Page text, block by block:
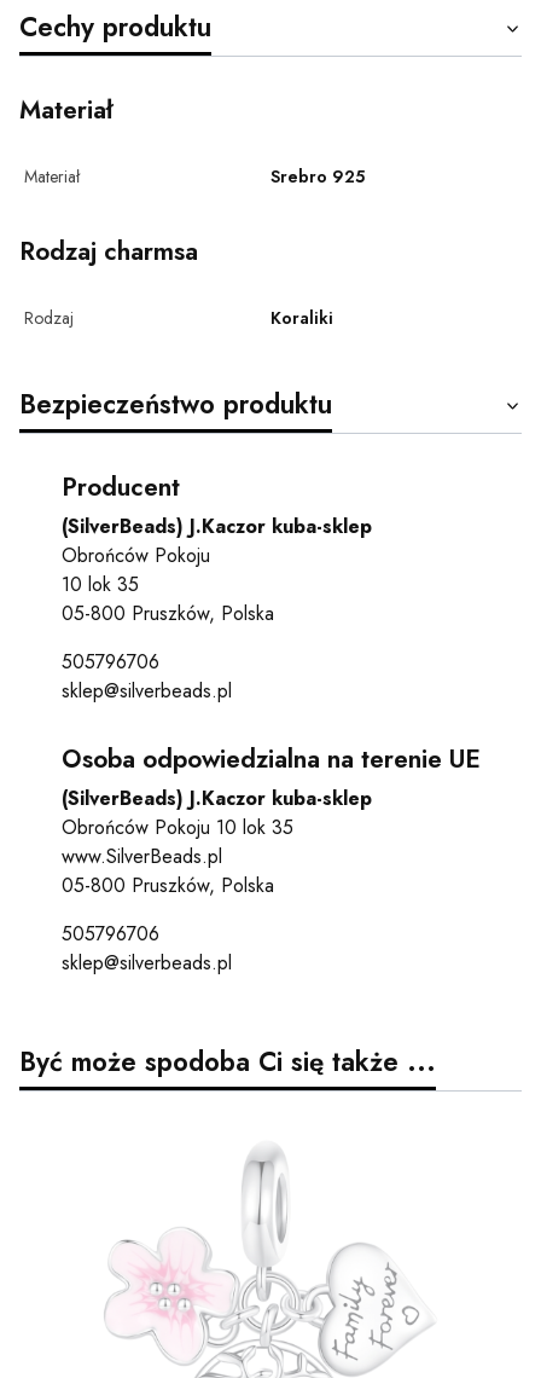
Cechy produktu
Materiał
Materiał Srebro 925
Rodzaj charmsa
Rodzaj Koraliki
Bezpieczeństwo produktu
Producent
(SilverBeads) J.Kaczor kuba-sklep
Obrońców Pokoju
10 lok 35
05-800 Pruszków, Polska
505796706
sklep@silverbeads.pl
Osoba odpowiedzialna na terenie UE
(SilverBeads) J.Kaczor kuba-sklep
Obrońców Pokoju 10 lok 35
www.SilverBeads.pl
05-800 Pruszków, Polska
505796706
sklep@silverbeads.pl
Być może spodoba Ci się także ...